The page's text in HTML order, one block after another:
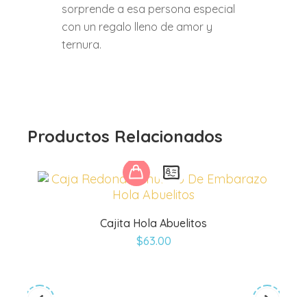
sorprende a esa persona especial
con un regalo lleno de amor y
ternura.
Productos Relacionados
Cajita Hola Abuelitos
$63.00
Este
producto
tiene
variantes.
Las